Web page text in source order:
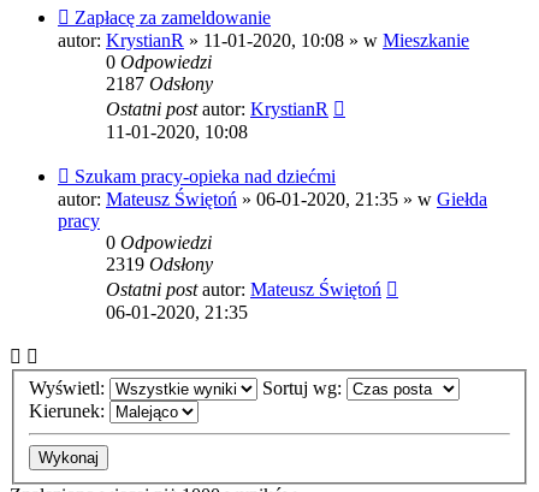
Nowy
post
Zapłacę za zameldowanie
autor: KrystianR » 11-01-2020, 10:08 » w Mieszkanie
0 Odpowiedzi
2187 Odsłony
Ostatni postautor: KrystianR
11-01-2020, 10:08
Nowy
post
Szukam pracy-opieka nad dziećmi
autor: Mateusz Świętoń » 06-01-2020, 21:35 » w Giełda
pracy
0 Odpowiedzi
2319 Odsłony
Ostatni postautor: Mateusz Świętoń
06-01-2020, 21:35
Wyświetl:
Sortuj wg:
Kierunek: